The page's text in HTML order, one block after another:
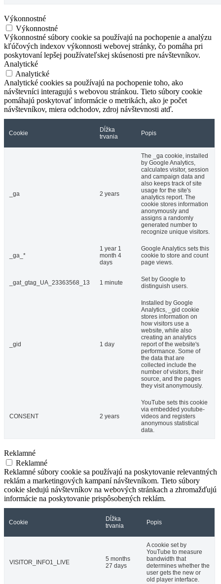
Výkonnostné
Výkonnostné
Výkonnostné súbory cookie sa používajú na pochopenie a analýzu
kľúčových indexov výkonnosti webovej stránky, čo pomáha pri
poskytovaní lepšej používateľskej skúsenosti pre návštevníkov.
Analytické
Analytické
Analytické cookies sa používajú na pochopenie toho, ako
návštevníci interagujú s webovou stránkou. Tieto súbory cookie
pomáhajú poskytovať informácie o metrikách, ako je počet
návštevníkov, miera odchodov, zdroj návštevnosti atď.
Cookie
Dĺžka
trvania
Popis
_ga 2 years
The _ga cookie, installed
by Google Analytics,
calculates visitor, session
and campaign data and
also keeps track of site
usage for the site's
analytics report. The
cookie stores information
anonymously and
assigns a randomly
generated number to
recognize unique visitors.
_ga_*
1 year 1
month 4
days
Google Analytics sets this
cookie to store and count
page views.
_gat_gtag_UA_23363568_13 1 minute
Set by Google to
distinguish users.
_gid 1 day
Installed by Google
Analytics, _gid cookie
stores information on
how visitors use a
website, while also
creating an analytics
report of the website's
performance. Some of
the data that are
collected include the
number of visitors, their
source, and the pages
they visit anonymously.
CONSENT 2 years
YouTube sets this cookie
via embedded youtube-
videos and registers
anonymous statistical
data.
Reklamné
Reklamné
Reklamné súbory cookie sa používajú na poskytovanie relevantných
reklám a marketingových kampaní návštevníkom. Tieto súbory
cookie sledujú návštevníkov na webových stránkach a zhromažďujú
informácie na poskytovanie prispôsobených reklám.
Cookie
Dĺžka
trvania
Popis
VISITOR_INFO1_LIVE
5 months
27 days
A cookie set by
YouTube to measure
bandwidth that
determines whether the
user gets the new or
old player interface.